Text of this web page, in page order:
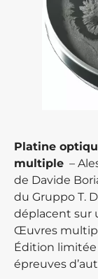
Platine
multiple –
de Davide
du Gruppo T.
déplacent sur
Œuvres
Édition
épreuves